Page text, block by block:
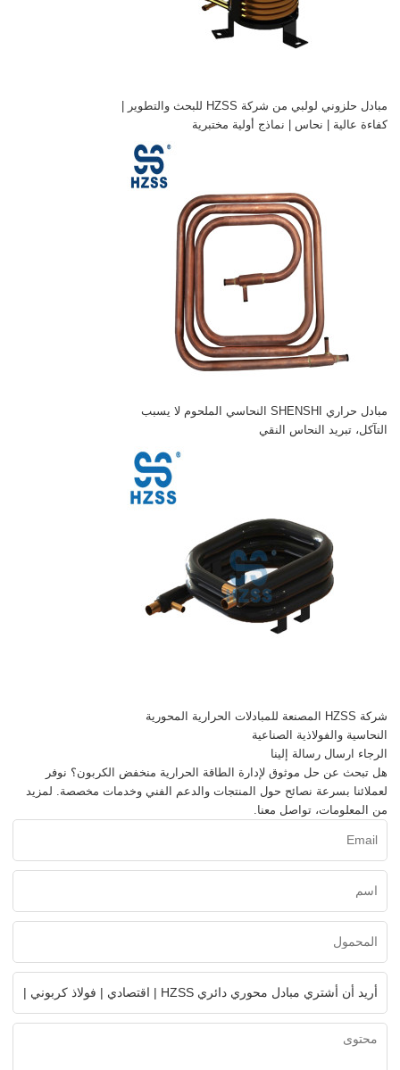
مبادل حلزوني لولبي من شركة HZSS للبحث والتطوير |
كفاءة عالية | نحاس | نماذج أولية مختبرية
مبادل حراري SHENSHI النحاسي الملحوم لا يسبب
التآكل، تبريد النحاس النقي
شركة HZSS المصنعة للمبادلات الحرارية المحورية
النحاسية والفولاذية الصناعية
الرجاء ارسال رسالة إلينا
هل تبحث عن حل موثوق لإدارة الطاقة الحرارية منخفض الكربون؟ نوفر
لعملائنا بسرعة نصائح حول المنتجات والدعم الفني وخدمات مخصصة. لمزيد
من المعلومات، تواصل معنا.